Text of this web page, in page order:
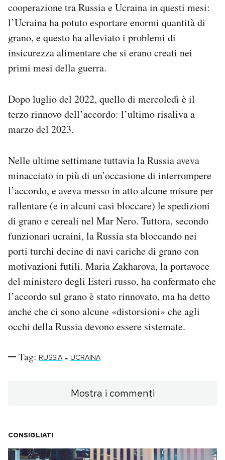
cooperazione tra Russia e Ucraina in questi mesi:
l’Ucraina ha potuto esportare enormi quantità di
grano, e questo ha alleviato i problemi di
insicurezza alimentare che si erano creati nei
primi mesi della guerra.
Dopo luglio del 2022, quello di mercoledì è il
terzo rinnovo dell’accordo: l’ultimo risaliva a
marzo del 2023.
Nelle ultime settimane tuttavia la Russia aveva
minacciato in più di un’occasione di interrompere
l’accordo, e aveva messo in atto alcune misure per
rallentare (e in alcuni casi bloccare) le spedizioni
di grano e cereali nel Mar Nero. Tuttora, secondo
funzionari ucraini, la Russia sta bloccando nei
porti turchi decine di navi cariche di grano con
motivazioni futili. Maria Zakharova, la portavoce
del ministero degli Esteri russo, ha confermato che
l’accordo sul grano è stato rinnovato, ma ha detto
anche che ci sono alcune «distorsioni» che agli
occhi della Russia devono essere sistemate.
Tag: RUSSIA - UCRAINA
Mostra i commenti
CONSIGLIATI